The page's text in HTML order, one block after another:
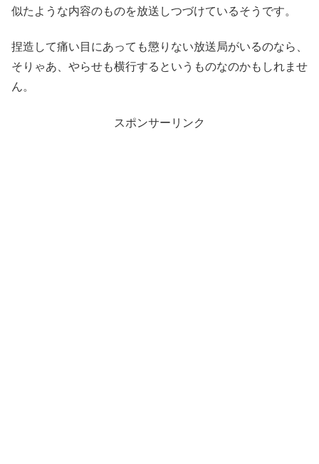
似たような内容のものを放送しつづけているそうです。
捏造して痛い目にあっても懲りない放送局がいるのなら、
そりゃあ、やらせも横行するというものなのかもしれませ
ん。
スポンサーリンク